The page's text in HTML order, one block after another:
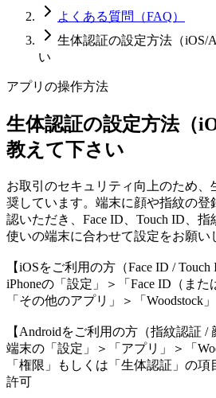
よくある質問（FAQ）
生体認証の設定方法（iOS/
い
アプリの操作方法
生体認証の設定方法（
教えて下さい
お取引のセキュリティ向上のため、
奨しています。端末に顔や指紋の登
認いただき、Face ID、Touch ID、
使いの端末に合わせて設定をお願い
【iOSをご利用の方（Face ID / Touch
iPhoneの「設定」＞「Face ID（また
「その他のアプリ」＞「Woodstock
【Androidをご利用の方（指紋認証 /
端末の「設定」＞「アプリ」＞「
「権限」もしくは「生体認証」の
許可